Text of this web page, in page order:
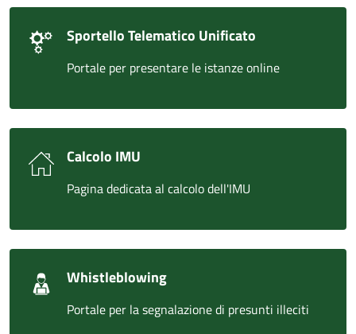
Sportello Telematico Unificato
Portale per presentare le istanze online
Calcolo IMU
Pagina dedicata al calcolo dell'IMU
Whistleblowing
Portale per la segnalazione di presunti illeciti